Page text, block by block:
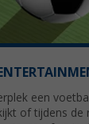
een
of tijdens de